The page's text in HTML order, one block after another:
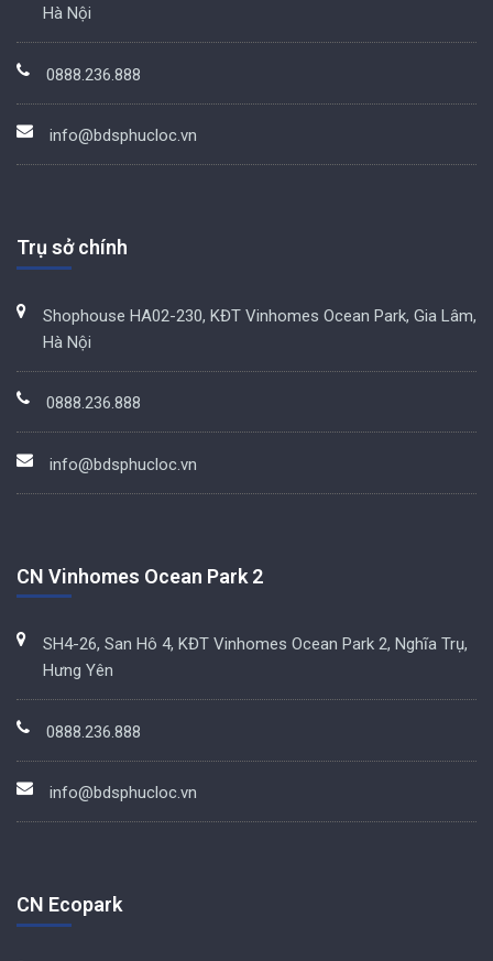
Hà Nội
0888.236.888
info@bdsphucloc.vn
Trụ sở chính
Shophouse HA02-230, KĐT Vinhomes Ocean Park, Gia Lâm,
Hà Nội
0888.236.888
info@bdsphucloc.vn
CN Vinhomes Ocean Park 2
SH4-26, San Hô 4, KĐT Vinhomes Ocean Park 2, Nghĩa Trụ,
Hưng Yên
0888.236.888
info@bdsphucloc.vn
CN Ecopark